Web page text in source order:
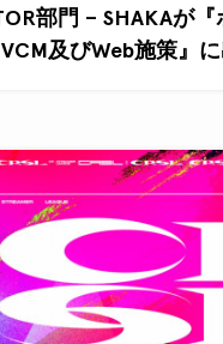
部門 – SHAKAが
及びWeb施策』